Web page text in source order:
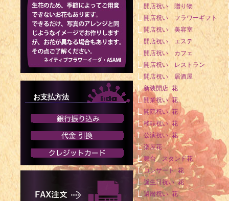
開店祝い 贈り物
開店祝い フラワーギフト
開店祝い 美容室
開店祝い エステ
開店祝い カフェ
開店祝い レストラン
開店祝い 居酒屋
新装開店 花
開業祝い 花
開院祝い 花
移転祝い 花
公演祝い 花
楽屋花
舞台 スタンド花
コンサート 花
誕生日祝い 花
還暦祝い 花
お支払方法